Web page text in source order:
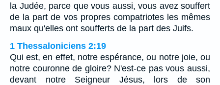
la Judée, parce que vous aussi, vous avez souffert
de la part de vos propres compatriotes les mêmes
maux qu'elles ont soufferts de la part des Juifs.
1 Thessaloniciens 2:19
Qui est, en effet, notre espérance, ou notre joie, ou
notre couronne de gloire? N'est-ce pas vous aussi,
devant notre Seigneur Jésus, lors de son